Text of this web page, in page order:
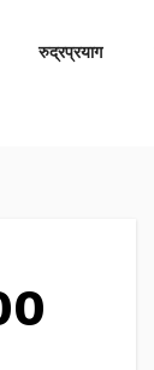
रुद्रप्रयाग